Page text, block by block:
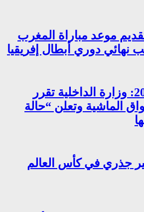
موعد مباراة المغرب
نهائي دوري أبطال إفريقيا
عيد الأضحى 2026: وزارة الداخلية تقرر
الماشية وتعلن “حالة
جذري في كأس العالم